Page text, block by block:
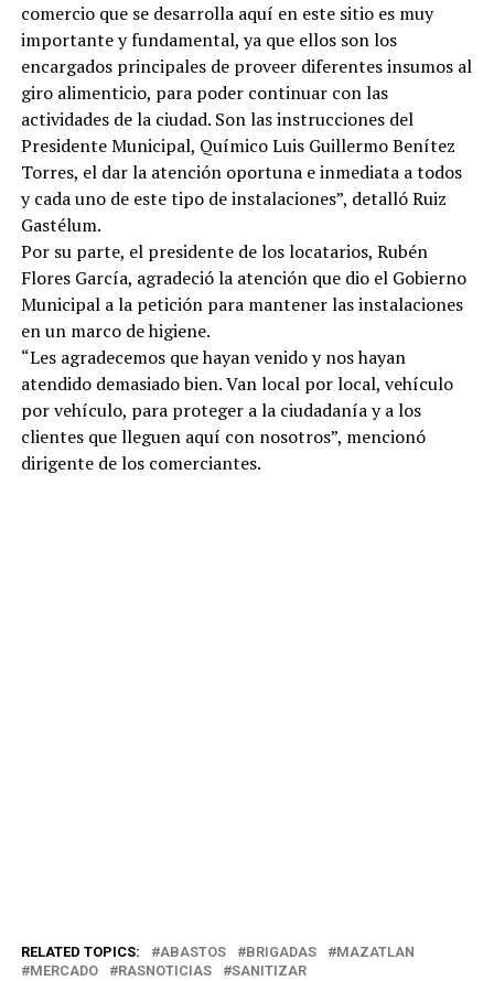
comercio que se desarrolla aquí en este sitio es muy
importante y fundamental, ya que ellos son los
encargados principales de proveer diferentes insumos al
giro alimenticio, para poder continuar con las
actividades de la ciudad. Son las instrucciones del
Presidente Municipal, Químico Luis Guillermo Benítez
Torres, el dar la atención oportuna e inmediata a todos
y cada uno de este tipo de instalaciones”, detalló Ruiz
Gastélum.
Por su parte, el presidente de los locatarios, Rubén
Flores García, agradeció la atención que dio el Gobierno
Municipal a la petición para mantener las instalaciones
en un marco de higiene.
“Les agradecemos que hayan venido y nos hayan
atendido demasiado bien. Van local por local, vehículo
por vehículo, para proteger a la ciudadanía y a los
clientes que lleguen aquí con nosotros”, mencionó
dirigente de los comerciantes.
RELATED TOPICS: ABASTOS BRIGADAS
MAZATLAN
MERCADO
RASNOTICIAS SANITIZAR